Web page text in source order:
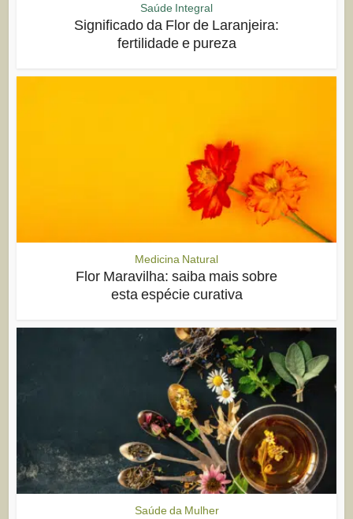
Saúde Integral
Significado da Flor de Laranjeira:
fertilidade e pureza
Medicina Natural
Flor Maravilha: saiba mais sobre
esta espécie curativa
Saúde da Mulher